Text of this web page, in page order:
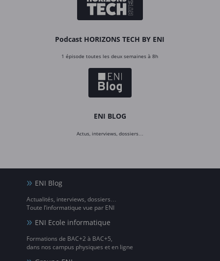
Podcast HORIZONS TECH BY ENI
1 épisode toutes les deux semaines à 8h
ENI BLOG
Actus, interviews, dossiers…
ENI Blog
Actualités, interviews, dossiers…
Toute l’informatique vue par ENI
ENI Ecole informatique
Formations de BAC+2 à BAC+5,
dans nos campus physiques et en ligne